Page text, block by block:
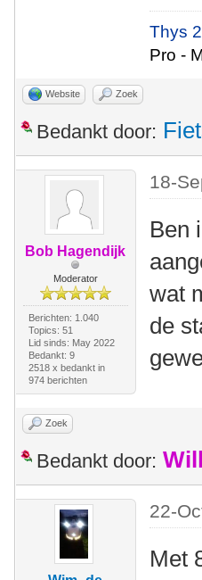
Thys
Pro -
Website Zoek
Bedankt door:
Bob Hagendijk
Moderator
Berichten: 1.040
Topics: 51
Lid sinds: May 2022
Bedankt: 9
2518 x bedankt in
974 berichten
18-
Ben
wat
de
Zoek
Bedankt door:
22-
Met